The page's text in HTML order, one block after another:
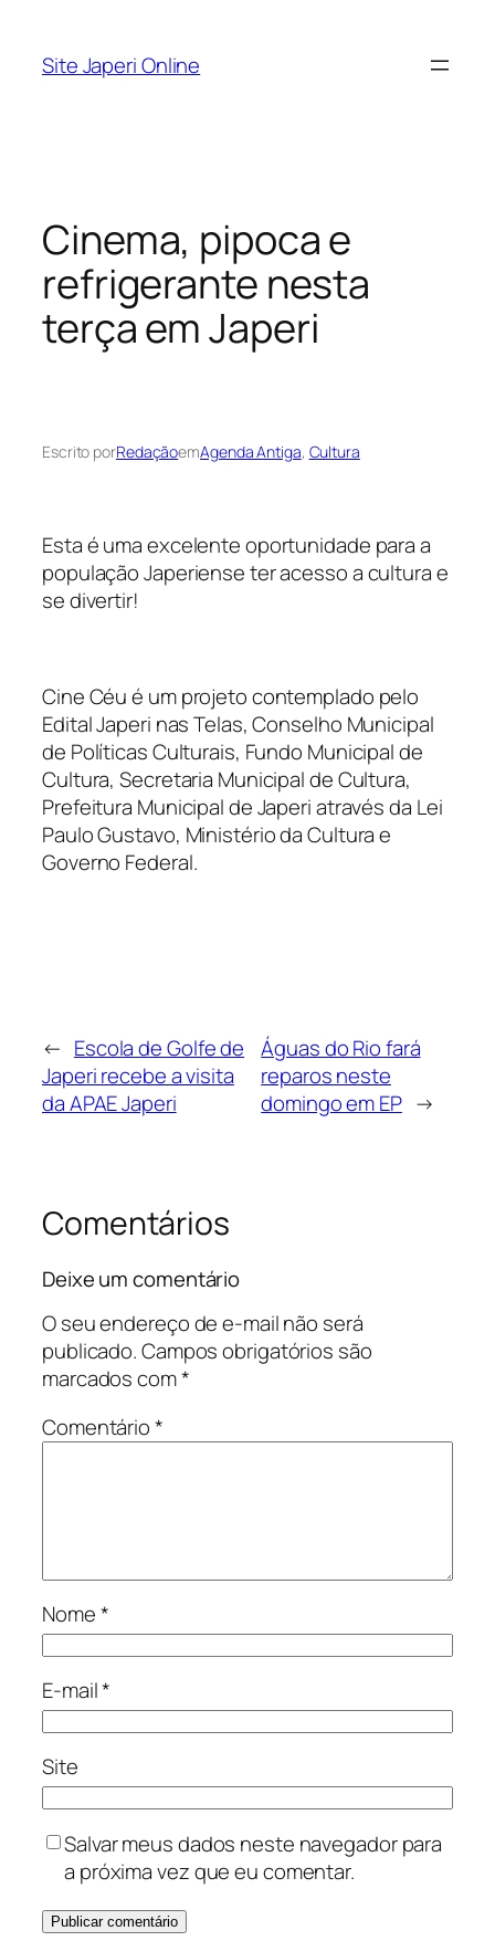
Site Japeri Online
Cinema, pipoca e
refrigerante nesta
terça em Japeri
Escrito porRedaçãoemAgenda Antiga, Cultura
Esta é uma excelente oportunidade para a
população Japeriense ter acesso a cultura e
se divertir!
Cine Céu é um projeto contemplado pelo
Edital Japeri nas Telas, Conselho Municipal
de Políticas Culturais, Fundo Municipal de
Cultura, Secretaria Municipal de Cultura,
Prefeitura Municipal de Japeri através da Lei
Paulo Gustavo, Ministério da Cultura e
Governo Federal.
← Escola de Golfe de
Japeri recebe a visita
da APAE Japeri
Águas do Rio fará
reparos neste
domingo em EP →
Comentários
Deixe um comentário
O seu endereço de e-mail não será
publicado.Campos obrigatórios são
marcados com*
Comentário*
Nome*
E-mail*
Site
Salvar meus dados neste navegador para
a próxima vez que eu comentar.